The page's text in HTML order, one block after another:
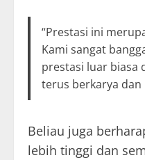
“Prestasi ini
Kami sangat
prestasi luar biasa
terus berkarya dan
Beliau juga
lebih tinggi dan